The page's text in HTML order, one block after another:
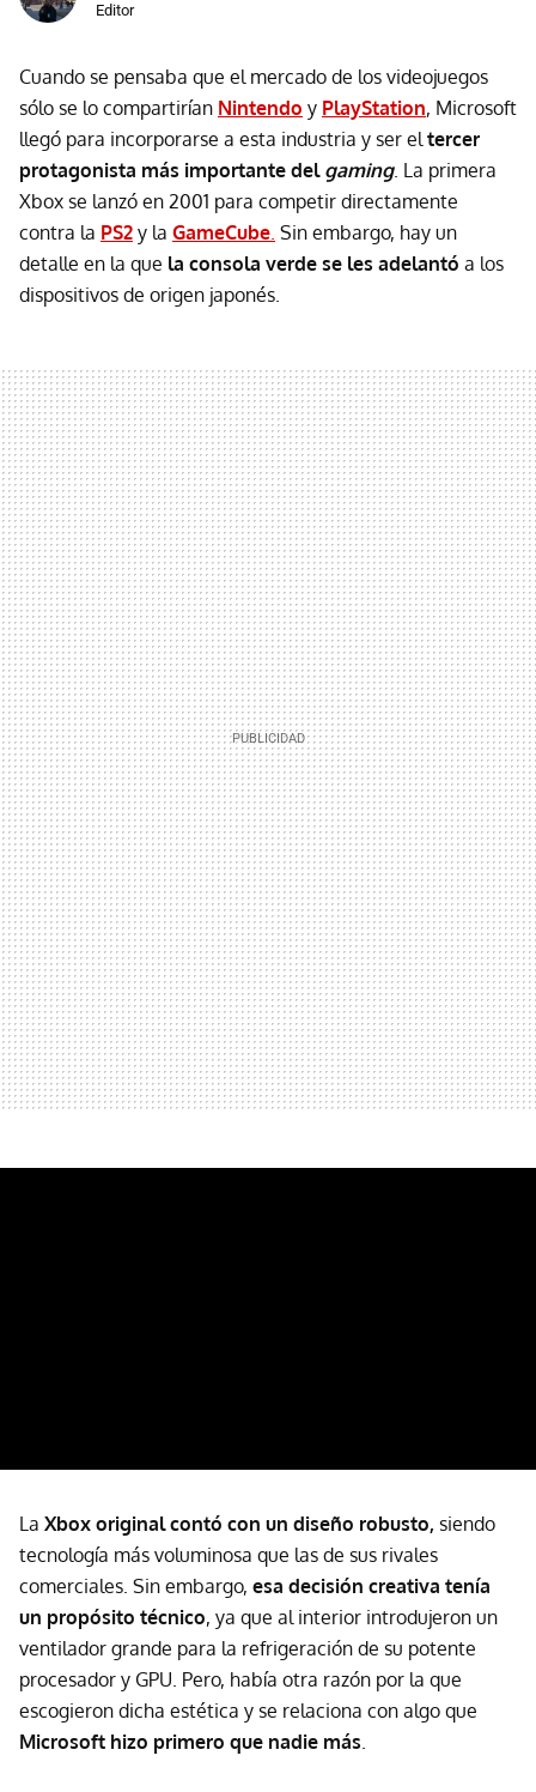
Editor
Cuando se pensaba que el mercado de los videojuegos
sólo se lo compartirían Nintendo y PlayStation, Microsoft
llegó para incorporarse a esta industria y ser eltercer
protagonista más importante delgaming. La primera
Xbox se lanzó en 2001 para competir directamente
contra la PS2 y la GameCube. Sin embargo, hay un
detalle en la que la consola verde se les adelantó a los
dispositivos de origen japonés.
La Xbox original contó con un diseño robusto, siendo
tecnología más voluminosa que las de sus rivales
comerciales. Sin embargo, esa decisión creativa tenía
un propósito técnico, ya que al interior introdujeron un
ventilador grande para la refrigeración de su potente
procesador y GPU. Pero, había otra razón por la que
escogieron dicha estética y se relaciona con algo que
Microsoft hizo primero que nadie más.